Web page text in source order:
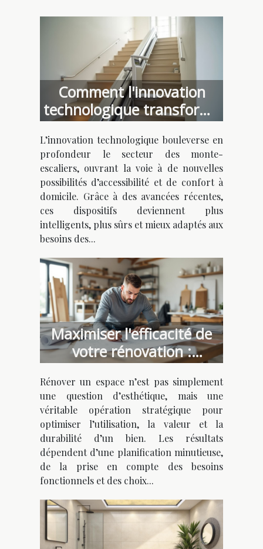
Comment l'innovation
technologique transforme
les monte-escaliers ?
L’innovation technologique bouleverse en
profondeur le secteur des monte-
escaliers, ouvrant la voie à de nouvelles
possibilités d’accessibilité et de confort à
domicile. Grâce à des avancées récentes,
ces dispositifs deviennent plus
intelligents, plus sûrs et mieux adaptés aux
besoins des...
Maximiser l'efficacité de
votre rénovation :
Conseils et stratégies
Rénover un espace n’est pas simplement
une question d’esthétique, mais une
véritable opération stratégique pour
optimiser l’utilisation, la valeur et la
durabilité d’un bien. Les résultats
dépendent d’une planification minutieuse,
de la prise en compte des besoins
fonctionnels et des choix...